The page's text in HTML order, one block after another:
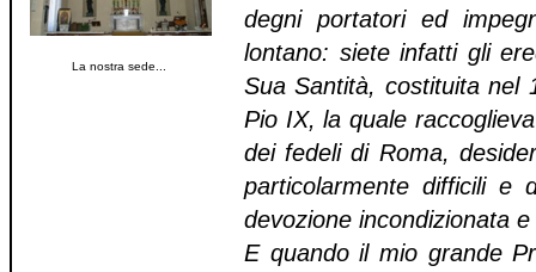
La nostra sede...
degni portatori ed
lontano: siete infatti gli
Sua Santità, costituita nel
Pio IX, la quale
dei fedeli di Roma,
particolarmente difficili e
devozione incondizionata
E quando il mio grande